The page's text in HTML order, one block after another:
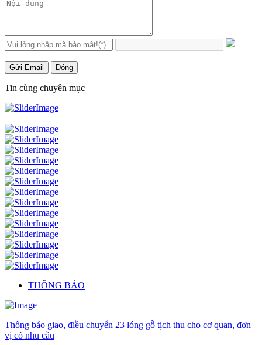
Gửi Email Đóng
Tin cùng chuyên mục
THÔNG BÁO
Thông báo giao, điều chuyển 23 lóng gỗ tịch thu cho cơ quan, đơn
vị có nhu cầu